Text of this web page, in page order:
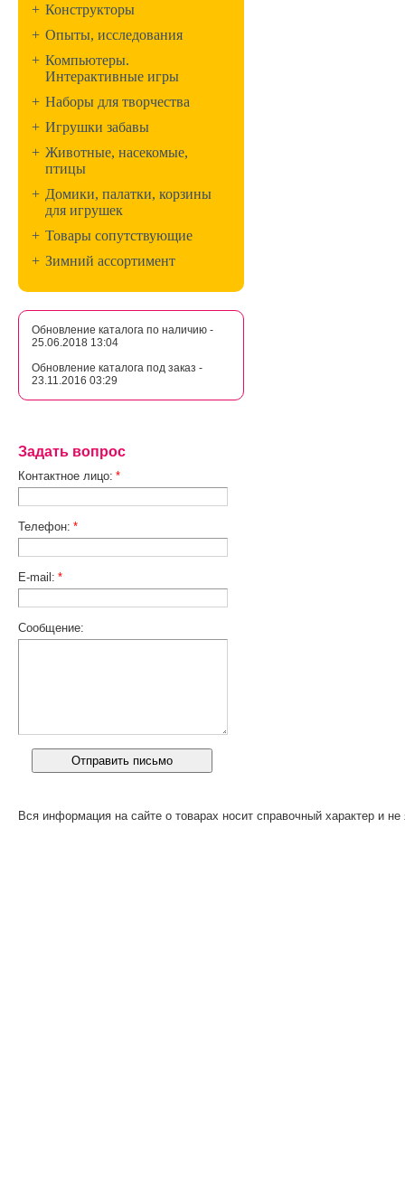
+ Конструкторы
+ Опыты, исследования
+ Компьютеры.
Интерактивные игры
+ Наборы для творчества
+ Игрушки забавы
+ Животные, насекомые,
птицы
+ Домики, палатки, корзины
для игрушек
+ Товары сопутствующие
+ Зимний ассортимент
Обновление каталога по наличию -
25.06.2018 13:04
Обновление каталога под заказ -
23.11.2016 03:29
Задать вопрос
Контактное лицо: *
Телефон: *
E-mail: *
Сообщение:
Вся информация на сайте о товарах носит справочный характер и